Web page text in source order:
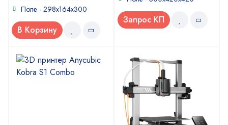
Поле - 298х164х300
В Корзину
Запрос КП